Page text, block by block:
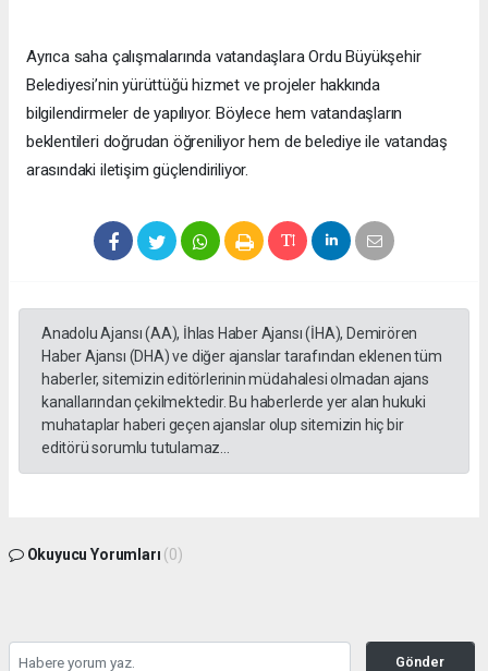
Ayrıca saha çalışmalarında vatandaşlara Ordu Büyükşehir
Belediyesi’nin yürüttüğü hizmet ve projeler hakkında
bilgilendirmeler de yapılıyor. Böylece hem vatandaşların
beklentileri doğrudan öğreniliyor hem de belediye ile vatandaş
arasındaki iletişim güçlendiriliyor.
Anadolu Ajansı (AA), İhlas Haber Ajansı (İHA), Demirören
Haber Ajansı (DHA) ve diğer ajanslar tarafından eklenen tüm
haberler, sitemizin editörlerinin müdahalesi olmadan ajans
kanallarından çekilmektedir. Bu haberlerde yer alan hukuki
muhataplar haberi geçen ajanslar olup sitemizin hiç bir
editörü sorumlu tutulamaz...
Okuyucu Yorumları (0)
Gönder